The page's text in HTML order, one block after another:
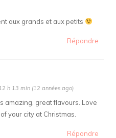
aux grands et aux petits
Répondre
h 13 min (12 années ago)
amazing, great flavours. Love
your city at Christmas.
Répondre